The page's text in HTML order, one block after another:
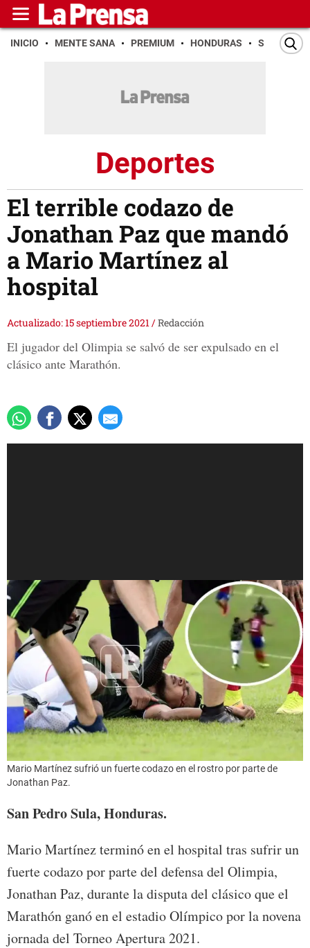
INICIO MENTE SANA PREMIUM HONDURAS SAN PEDRO
Deportes
El terrible codazo de
Jonathan Paz que mandó
a Mario Martínez al
hospital
Actualizado: 15 septiembre 2021/Redacción
El jugador del Olimpia se salvó de ser expulsado en el
clásico ante Marathón.
Mario Martínez sufrió un fuerte codazo en el rostro por parte de
Jonathan Paz.
San Pedro Sula, Honduras.
Mario Martínez terminó en el hospital tras sufrir un
fuerte codazo por parte del defensa del Olimpia,
Jonathan Paz, durante la disputa del clásico que el
Marathón ganó en el estadio Olímpico por la novena
jornada del Torneo Apertura 2021.